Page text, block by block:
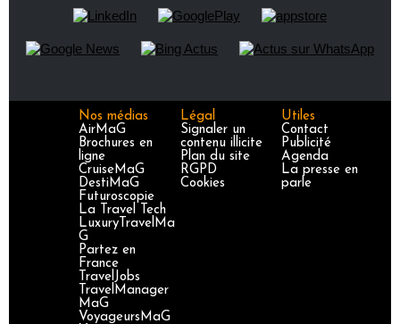
Nos médias
AirMaG
Brochures en
ligne
CruiseMaG
DestiMaG
Futuroscopie
La Travel Tech
LuxuryTravelMa
G
Partez en
France
TravelJobs
TravelManager
MaG
VoyageursMaG
Légal
Signaler un
contenu illicite
Plan du site
RGPD
Cookies
Utiles
Contact
Publicité
Agenda
La presse en
parle